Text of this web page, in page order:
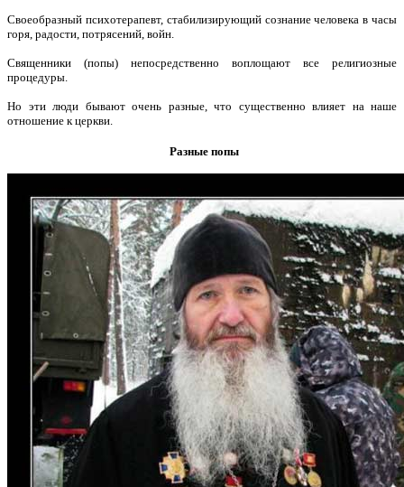
Своеобразный психотерапевт, стабилизирующий сознание человека в часы
горя, радости, потрясений, войн.
Священники (попы) непосредственно воплощают все религиозные
процедуры.
Но эти люди бывают очень разные, что существенно влияет на наше
отношение к церкви.
Разные попы